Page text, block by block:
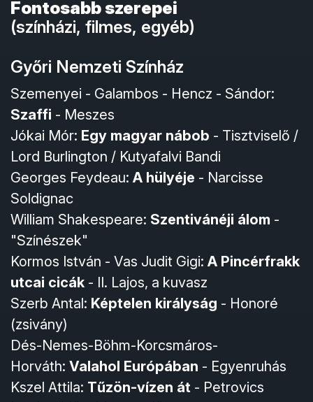
Fontosabb szerepei
(színházi, filmes, egyéb)
Győri Nemzeti Színház
Szemenyei - Galambos - Hencz - Sándor:
Szaffi - Meszes
Jókai Mór: Egy magyar nábob - Tisztviselő /
Lord Burlington / Kutyafalvi Bandi
Georges Feydeau: A hülyéje - Narcisse
Soldignac
William Shakespeare: Szentivánéji álom -
"Színészek"
Kormos István - Vas Judit Gigi: A Pincérfrakk
utcai cicák - II. Lajos, a kuvasz
Szerb Antal: Képtelen királyság - Honoré
(zsivány)
Dés-Nemes-Böhm-Korcsmáros-
Horváth: Valahol Európában - Egyenruhás
Kszel Attila: Tűzön-vízen át - Petrovics